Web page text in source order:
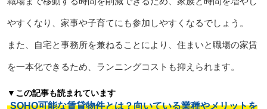
やすくなり、家事や子育てにも参加しやすくなるでしょう。
また、自宅と事務所を兼ねることにより、住まいと職場の家賃
を一本化できるため、ランニングコストも抑えられます。
▼この記事も読まれています
SOHO可能な賃貸物件とは？向いている業種やメリットを